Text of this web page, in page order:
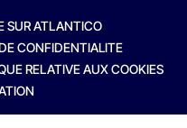
SUR ATLANTICO
CONFIDENTIALITE
RELATIVE AUX COOKIES